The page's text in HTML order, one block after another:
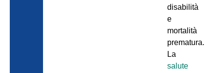
disabilità
e
mortalità
prematura.
La
salute